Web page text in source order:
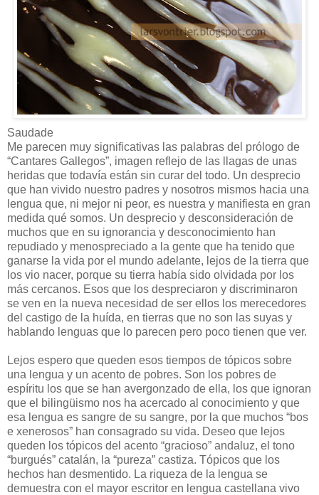
Saudade
Me parecen muy significativas las palabras del prólogo de
“Cantares Gallegos”, imagen reflejo de las llagas de unas
heridas que todavía están sin curar del todo. Un desprecio
que han vivido nuestro padres y nosotros mismos hacia una
lengua que, ni mejor ni peor, es nuestra y manifiesta en gran
medida qué somos. Un desprecio y desconsideración de
muchos que en su ignorancia y desconocimiento han
repudiado y menospreciado a la gente que ha tenido que
ganarse la vida por el mundo adelante, lejos de la tierra que
los vio nacer, porque su tierra había sido olvidada por los
más cercanos. Esos que los despreciaron y discriminaron
se ven en la nueva necesidad de ser ellos los merecedores
del castigo de la huída, en tierras que no son las suyas y
hablando lenguas que lo parecen pero poco tienen que ver.
Lejos espero que queden esos tiempos de tópicos sobre
una lengua y un acento de pobres. Son los pobres de
espíritu los que se han avergonzado de ella, los que ignoran
que el bilingüismo nos ha acercado al conocimiento y que
esa lengua es sangre de su sangre, por la que muchos “bos
e xenerosos” han consagrado su vida. Deseo que lejos
queden los tópicos del acento “gracioso” andaluz, el tono
“burgués” catalán, la “pureza” castiza. Tópicos que los
hechos han desmentido. La riqueza de la lengua se
demuestra con el mayor escritor en lengua castellana vivo